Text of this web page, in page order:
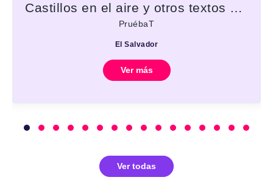
Castillos en el aire y otros textos mordaces
PruébaT
El Salvador
Ver más
Ver todas